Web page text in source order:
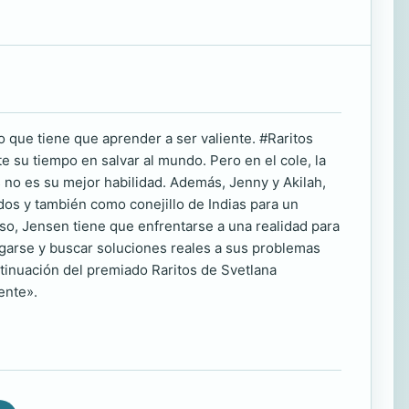
tiene que aprender a ser valiente. #Raritos
su tiempo en salvar al mundo. Pero en el cole, la
es su mejor habilidad. Además, Jenny y Akilah,
y también como conejillo de Indias para un
Jensen tiene que enfrentarse a una realidad para
y buscar soluciones reales a sus problemas
del premiado Raritos de Svetlana